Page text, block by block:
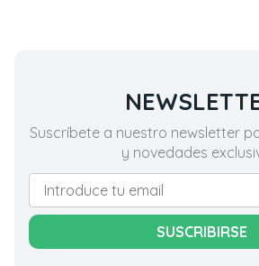
Suscríbete a nuestro newsletter
y novedades
SUSCRIBIRSE